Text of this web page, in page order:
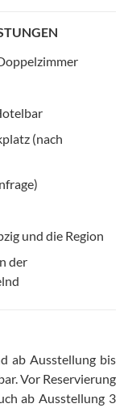
(nach
und die Region
der
ab Ausstellung bis
. Vor Reservierung
ab Ausstellung 3